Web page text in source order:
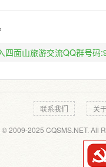
四面山旅游交流QQ群号码
联系我们 关
2009-2025 CQSMS.NET. All